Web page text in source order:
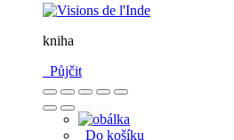
kniha
Půjčit
Do košíku